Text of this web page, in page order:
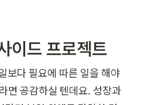
이드 프로젝트
보다 필요에 따른 일을 해야
면 공감하실 텐데요. 성장과